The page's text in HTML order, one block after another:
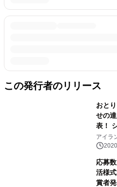
この発行者のリリース
おと
せの
表！
性の
アイラ
応募
活様
賞者